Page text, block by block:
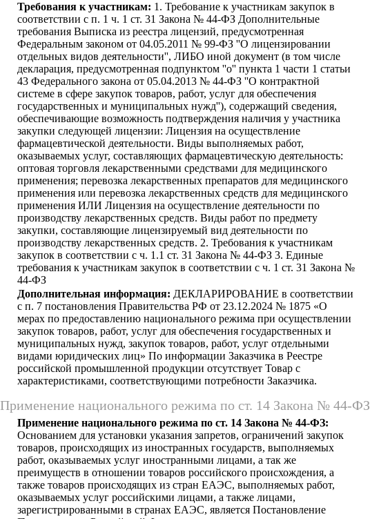
Требования к участникам: 1. Требование к участникам закупок в
соответствии с п. 1 ч. 1 ст. 31 Закона № 44-ФЗ Дополнительные
требования Выписка из реестра лицензий, предусмотренная
Федеральным законом от 04.05.2011 № 99-ФЗ ''О лицензировании
отдельных видов деятельности'', ЛИБО иной документ (в том числе
декларация, предусмотренная подпунктом ''о'' пункта 1 части 1 статьи
43 Федерального закона от 05.04.2013 № 44-ФЗ ''О контрактной
системе в сфере закупок товаров, работ, услуг для обеспечения
государственных и муниципальных нужд''), содержащий сведения,
обеспечивающие возможность подтверждения наличия у участника
закупки следующей лицензии: Лицензия на осуществление
фармацевтической деятельности. Виды выполняемых работ,
оказываемых услуг, составляющих фармацевтическую деятельность:
оптовая торговля лекарственными средствами для медицинского
применения; перевозка лекарственных препаратов для медицинского
применения или перевозка лекарственных средств для медицинского
применения ИЛИ Лицензия на осуществление деятельности по
производству лекарственных средств. Виды работ по предмету
закупки, составляющие лицензируемый вид деятельности по
производству лекарственных средств. 2. Требования к участникам
закупок в соответствии с ч. 1.1 ст. 31 Закона № 44-ФЗ 3. Единые
требования к участникам закупок в соответствии с ч. 1 ст. 31 Закона №
44-ФЗ
Дополнительная информация: ДЕКЛАРИРОВАНИЕ в соответствии
с п. 7 постановления Правительства РФ от 23.12.2024 № 1875 «О
мерах по предоставлению национального режима при осуществлении
закупок товаров, работ, услуг для обеспечения государственных и
муниципальных нужд, закупок товаров, работ, услуг отдельными
видами юридических лиц» По информации Заказчика в Реестре
российской промышленной продукции отсутствует Товар с
характеристиками, соответствующими потребности Заказчика.
Применение национального режима по ст. 14 Закона № 44-ФЗ
Применение национального режима по ст. 14 Закона № 44-ФЗ:
Основанием для установки указания запретов, ограничений закупок
товаров, происходящих из иностранных государств, выполняемых
работ, оказываемых услуг иностранными лицами, а так же
преимуществ в отношении товаров российского происхождения, а
также товаров происходящих из стран ЕАЭС, выполняемых работ,
оказываемых услуг российскими лицами, а также лицами,
зарегистрированными в странах ЕАЭС, является Постановление